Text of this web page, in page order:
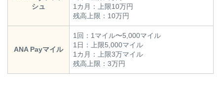
シュ
1カ月：上限10万円
残高上限：10万円
ANA Payマイル
1回：1マイル〜5,000マイル
1日：上限5,000マイル
1カ月：上限3万マイル
残高上限：3万円